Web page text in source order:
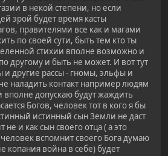
в некой степени, но если
эрой будет время касты
правителями все как и магами
по своей сути, быть тем кто ты
стихии вполне возможно и
другому и быть не может. И вот тут
и другие рассы - гномы, эльфы и
наладить контакт например людям
допускаю будут жаждить
Богов, человек тот в кого я бы
истинный сын Земли не даст
и как сын своего отца ( а это
вспомнит своего Бога думаю
копания война в себе) будет